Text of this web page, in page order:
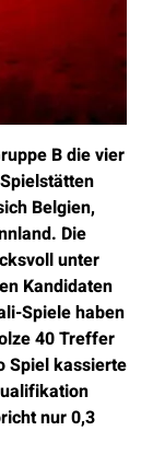
B die vier
Belgien,
Die
unter
Kandidaten
Spiele haben
40 Treffer
Spiel kassierte
nur 0,3